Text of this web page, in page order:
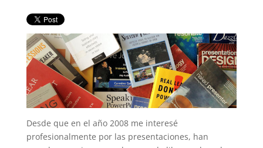
Desde que en el año 2008 me interesé
profesionalmente por las presentaciones, han